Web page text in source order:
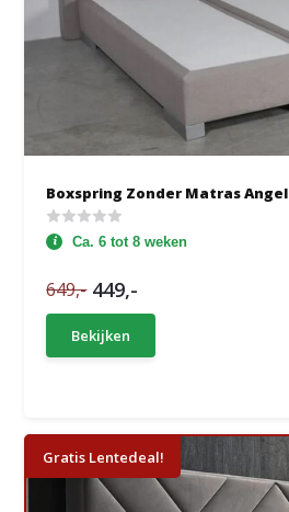
Boxspring Zonder Matras Angel
Ca. 6 tot 8 weken
649,- 449,-
Bekijken
Gratis Lentedeal!